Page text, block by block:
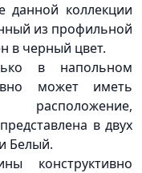
данной коллекции
из профильной
в черный цвет.
в напольном
может иметь
в двух
Белый.
конструктивно